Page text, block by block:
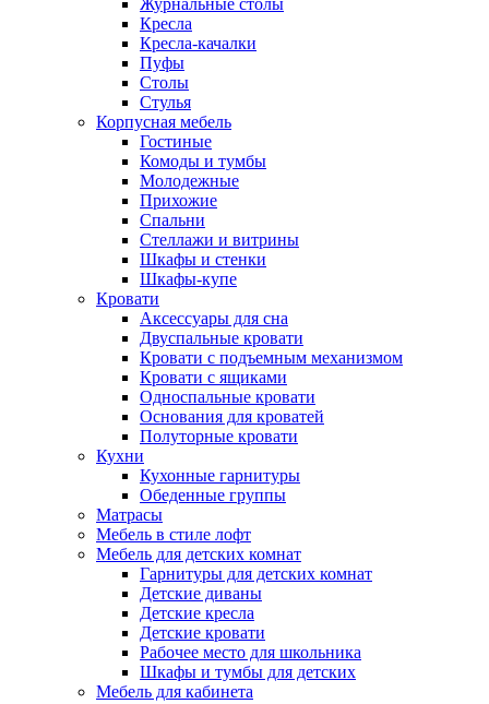
Журнальные столы
Кресла
Кресла-качалки
Пуфы
Столы
Стулья
Корпусная мебель
Гостиные
Комоды и тумбы
Молодежные
Прихожие
Спальни
Стеллажи и витрины
Шкафы и стенки
Шкафы-купе
Кровати
Аксессуары для сна
Двуспальные кровати
Кровати с подъемным механизмом
Кровати с ящиками
Односпальные кровати
Основания для кроватей
Полуторные кровати
Кухни
Кухонные гарнитуры
Обеденные группы
Матрасы
Мебель в стиле лофт
Мебель для детских комнат
Гарнитуры для детских комнат
Детские диваны
Детские кресла
Детские кровати
Рабочее место для школьника
Шкафы и тумбы для детских
Мебель для кабинета